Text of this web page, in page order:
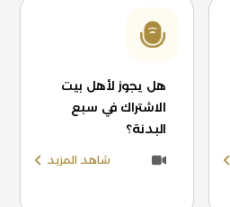
هل يجوز لأهل بيت
الاشتراك في سبع
البدنة؟
شاهد المزيد